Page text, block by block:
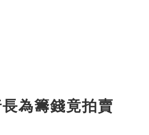
為籌錢竟拍賣